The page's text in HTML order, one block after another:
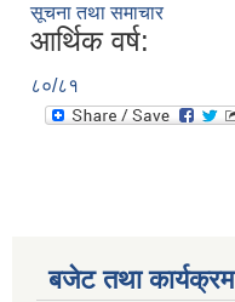
सूचना तथा समाचार
आर्थिक वर्ष:
८०/८१
बजेट तथा कार्यक्रम